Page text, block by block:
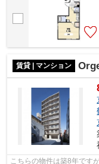
賃貸 | マンション
こちらの物件は築8年です